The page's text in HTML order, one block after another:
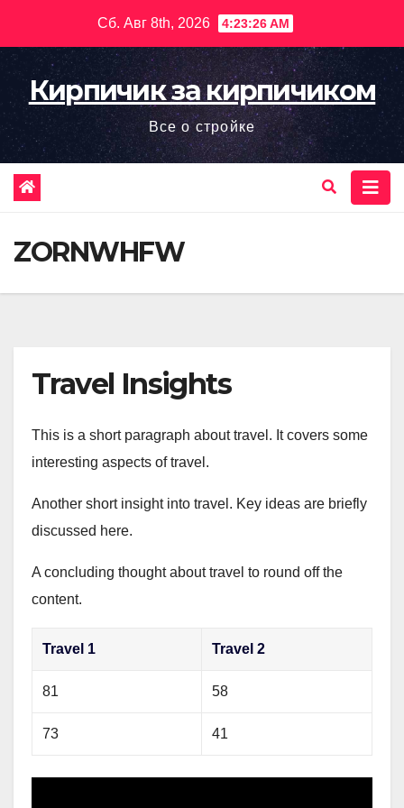
содержимому
Сб. Авг 8th, 2026 4:23:28 AM
Кирпичик за кирпичиком
Все о стройке
ZORNWHFW
Travel Insights
This is a short paragraph about travel. It covers some
interesting aspects of travel.
Another short insight into travel. Key ideas are briefly
discussed here.
A concluding thought about travel to round off the
content.
Travel 1 Travel 2
81 58
73 41